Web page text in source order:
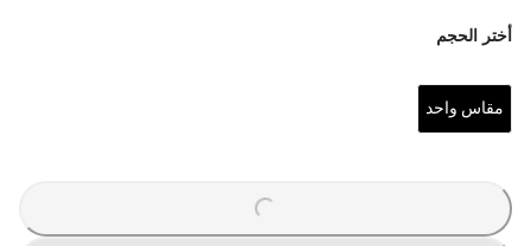
أختر الحجم
مقاس واحد
L
.